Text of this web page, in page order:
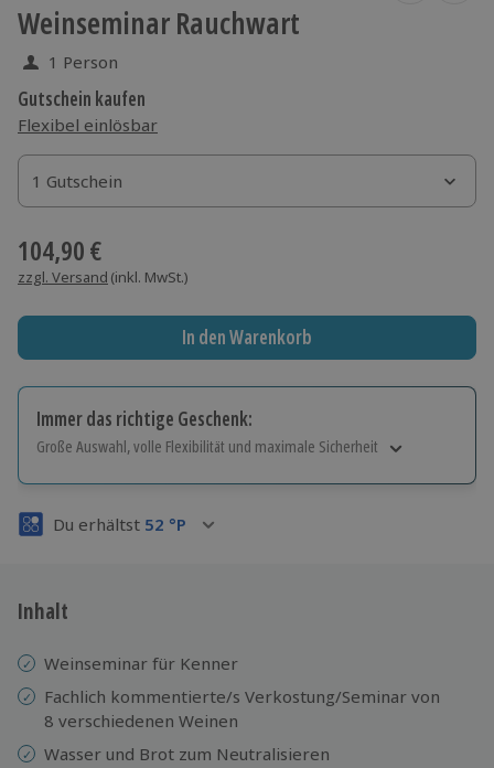
Weinseminar Rauchwart
1 Person
Gutschein kaufen
Flexibel einlösbar
1 Gutschein
1 Gutschein
1 Gutschein
104,90 €
zzgl. Versand (inkl. MwSt.)
In den Warenkorb
Immer das richtige Geschenk:
Große Auswahl, volle Flexibilität und maximale Sicherheit
Volle Flexibilität
3 Jahre gültig & verlängerbar.
Du erhältst 52 °P
Inhalt
Weinseminar für Kenner
Fachlich kommentierte/s Verkostung/Seminar von
8 verschiedenen Weinen
Wasser und Brot zum Neutralisieren